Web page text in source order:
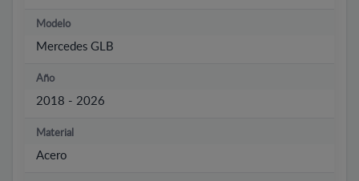
Modelo
Mercedes GLB
Año
2018 - 2026
Material
Acero